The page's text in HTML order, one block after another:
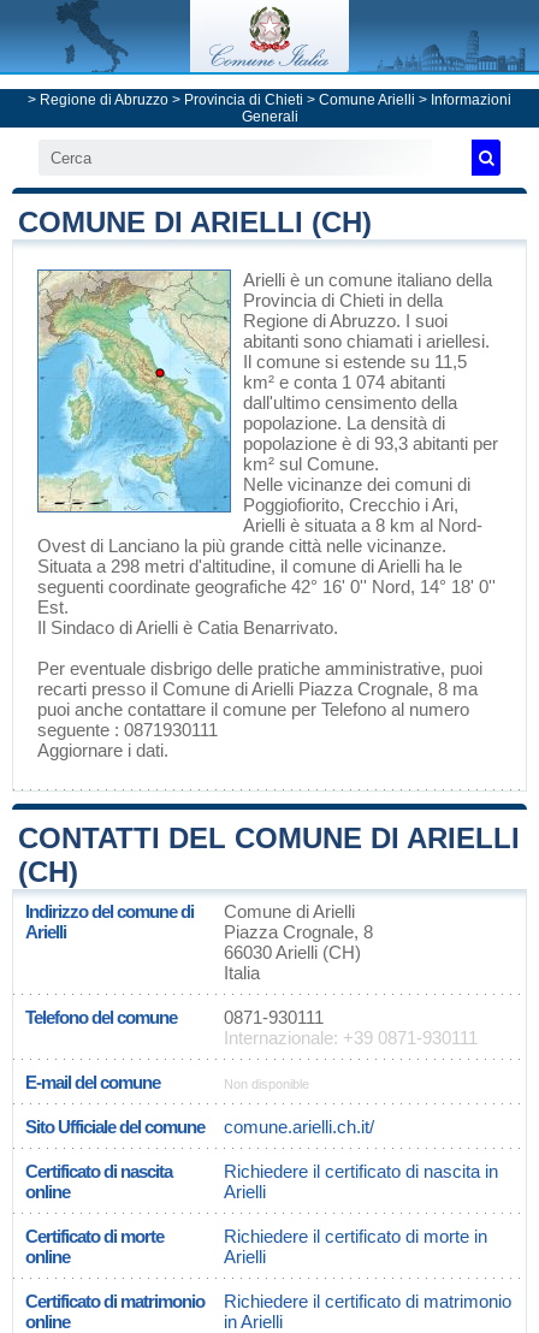
> Regione di Abruzzo > Provincia di Chieti > Comune Arielli > Informazioni
Generali
COMUNE DI ARIELLI (CH)
Arielli è un comune italiano della
Provincia di Chieti in della
Regione di Abruzzo. I suoi
abitanti sono chiamati i ariellesi.
Il comune si estende su 11,5
km² e conta 1 074 abitanti
dall'ultimo censimento della
popolazione. La densità di
popolazione è di 93,3 abitanti per
km² sul Comune.
Nelle vicinanze dei comuni di
Poggiofiorito, Crecchio iAri,
Arielli è situata a 8 km al Nord-
Ovest di Lanciano la più grande città nelle vicinanze.
Situata a 298 metri d'altitudine, il comune di Arielli ha le
seguenti coordinate geografiche 42° 16' 0'' Nord, 14° 18' 0''
Est.
Il Sindaco di Arielli è Catia Benarrivato.
Per eventuale disbrigo delle pratiche amministrative, puoi
recarti presso il Comune di Arielli Piazza Crognale, 8 ma
puoi anche contattare il comune per Telefono al numero
seguente : 0871930111
Aggiornare i dati.
CONTATTI DEL COMUNE DI ARIELLI
(CH)
Indirizzo del comune di
Arielli
Comune di Arielli
Piazza Crognale, 8
66030 Arielli (CH)
Italia
Telefono del comune
0871-930111
Internazionale: +39 0871-930111
E-mail del comune Non disponible
Sito Ufficiale del comune comune.arielli.ch.it/
Certificato di nascita
online
Richiedere il certificato di nascita in
Arielli
Certificato di morte
online
Richiedere il certificato di morte in
Arielli
Certificato di matrimonio
online
Richiedere il certificato di matrimonio
in Arielli